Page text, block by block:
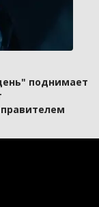
поднимает